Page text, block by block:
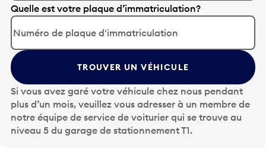
A
p
p
u
y
e
z
s
u
r
l
Quelle est votre plaque d’immatriculation?
TROUVER UN VÉHICULE
Si vous avez garé votre véhicule chez nous pendant
plus d’un mois, veuillez vous adresser à un membre de
notre équipe de service de voiturier qui se trouve au
niveau 5 du garage de stationnement T1.